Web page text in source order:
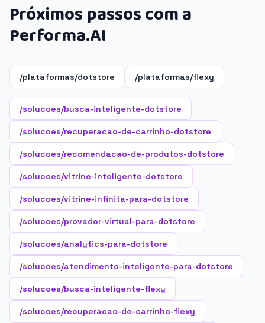
Próximos passos com a
Performa.AI
/plataformas/dotstore /plataformas/flexy
/solucoes/busca-inteligente-dotstore
/solucoes/recuperacao-de-carrinho-dotstore
/solucoes/recomendacao-de-produtos-dotstore
/solucoes/vitrine-inteligente-dotstore
/solucoes/vitrine-infinita-para-dotstore
/solucoes/provador-virtual-para-dotstore
/solucoes/analytics-para-dotstore
/solucoes/atendimento-inteligente-para-dotstore
/solucoes/busca-inteligente-flexy
/solucoes/recuperacao-de-carrinho-flexy